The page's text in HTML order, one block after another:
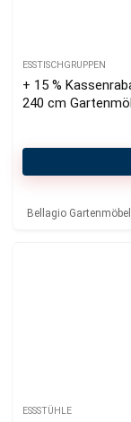
ESSTISCHGRUPPEN
+ 15 %
240 cm
Bellagio Gartenmöbel
ESSSTÜHLE